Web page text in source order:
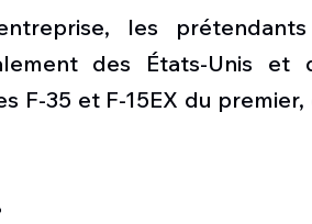
les
des États-Unis
F-35 et F-15EX du premier,